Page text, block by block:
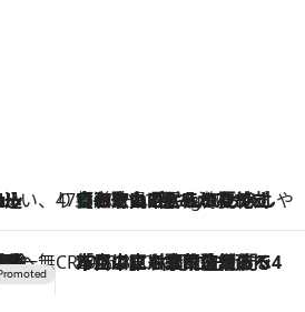
47都道府県の手みやげ ひんやりスイーツで夏を満喫
10 Hours Ago
【和歌山県】この夏絶対食べたい 冷やしておいしいおやつ3選 みかんがごろっと丸ごと入ったジュレ
場所へ
の湯」で体験 CREA'S CHOICE
2026.8.7
「立川にも歌舞伎があるんだよ」 片岡仁左衛門・市川中車ら豪華座組みで4年目の立川立飛歌舞伎へ